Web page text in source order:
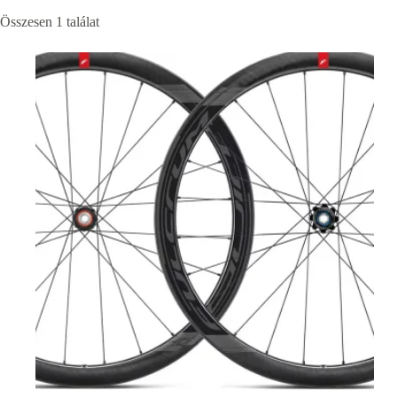
Összesen 1 találat